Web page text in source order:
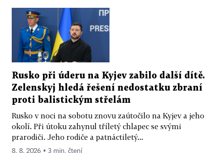
Rusko při úderu na Kyjev zabilo další dítě.
Zelenskyj hledá řešení nedostatku zbraní
proti balistickým střelám
Rusko v noci na sobotu znovu zaútočilo na Kyjev a jeho
okolí. Při útoku zahynul tříletý chlapec se svými
prarodiči. Jeho rodiče a patnáctiletý...
8. 8. 2026 ▪ 3 min. čtení